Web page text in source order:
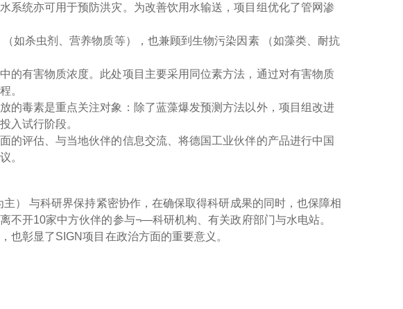
系统亦可用于预防洪灾。为改善饮用水输送，项目组优化了管网渗
如杀虫剂、营养物质等），也兼顾到生物污染因素 （如藻类、耐抗
的有害物质浓度。此处项目主要采用同位素方法，通过对有害物质
。
的毒素是重点关注对象：除了蓝藻爆发预测方法以外，项目组改进
入试行阶段。
的评估、与当地伙伴的信息交流、将德国工业伙伴的产品进行中国
。
） 与科研界保持紧密协作，在确保取得科研成果的同时，也保障相
不开10家中方伙伴的参与¬—科研机构、有关政府部门与水电站。
也彰显了SIGN项目在政治方面的重要意义。